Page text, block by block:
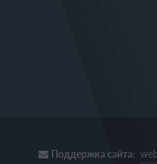
Поддержка сайта: